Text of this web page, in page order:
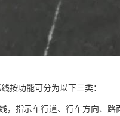
按功能可分为以下三类：
，指示车行道、行车方向、路